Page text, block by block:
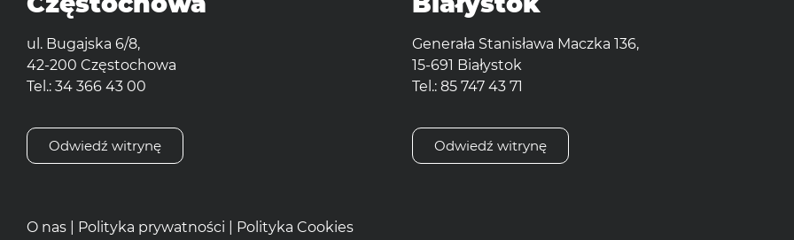
ul. Bugajska 6/8,
42-200 Częstochowa
Tel.: 34 366 43 00
Odwiedź witrynę
Generała Stanisława Maczka 136,
15-691 Białystok
Tel.: 85 747 43 71
Odwiedź witrynę
O nas Polityka prywatności Polityka Cookies